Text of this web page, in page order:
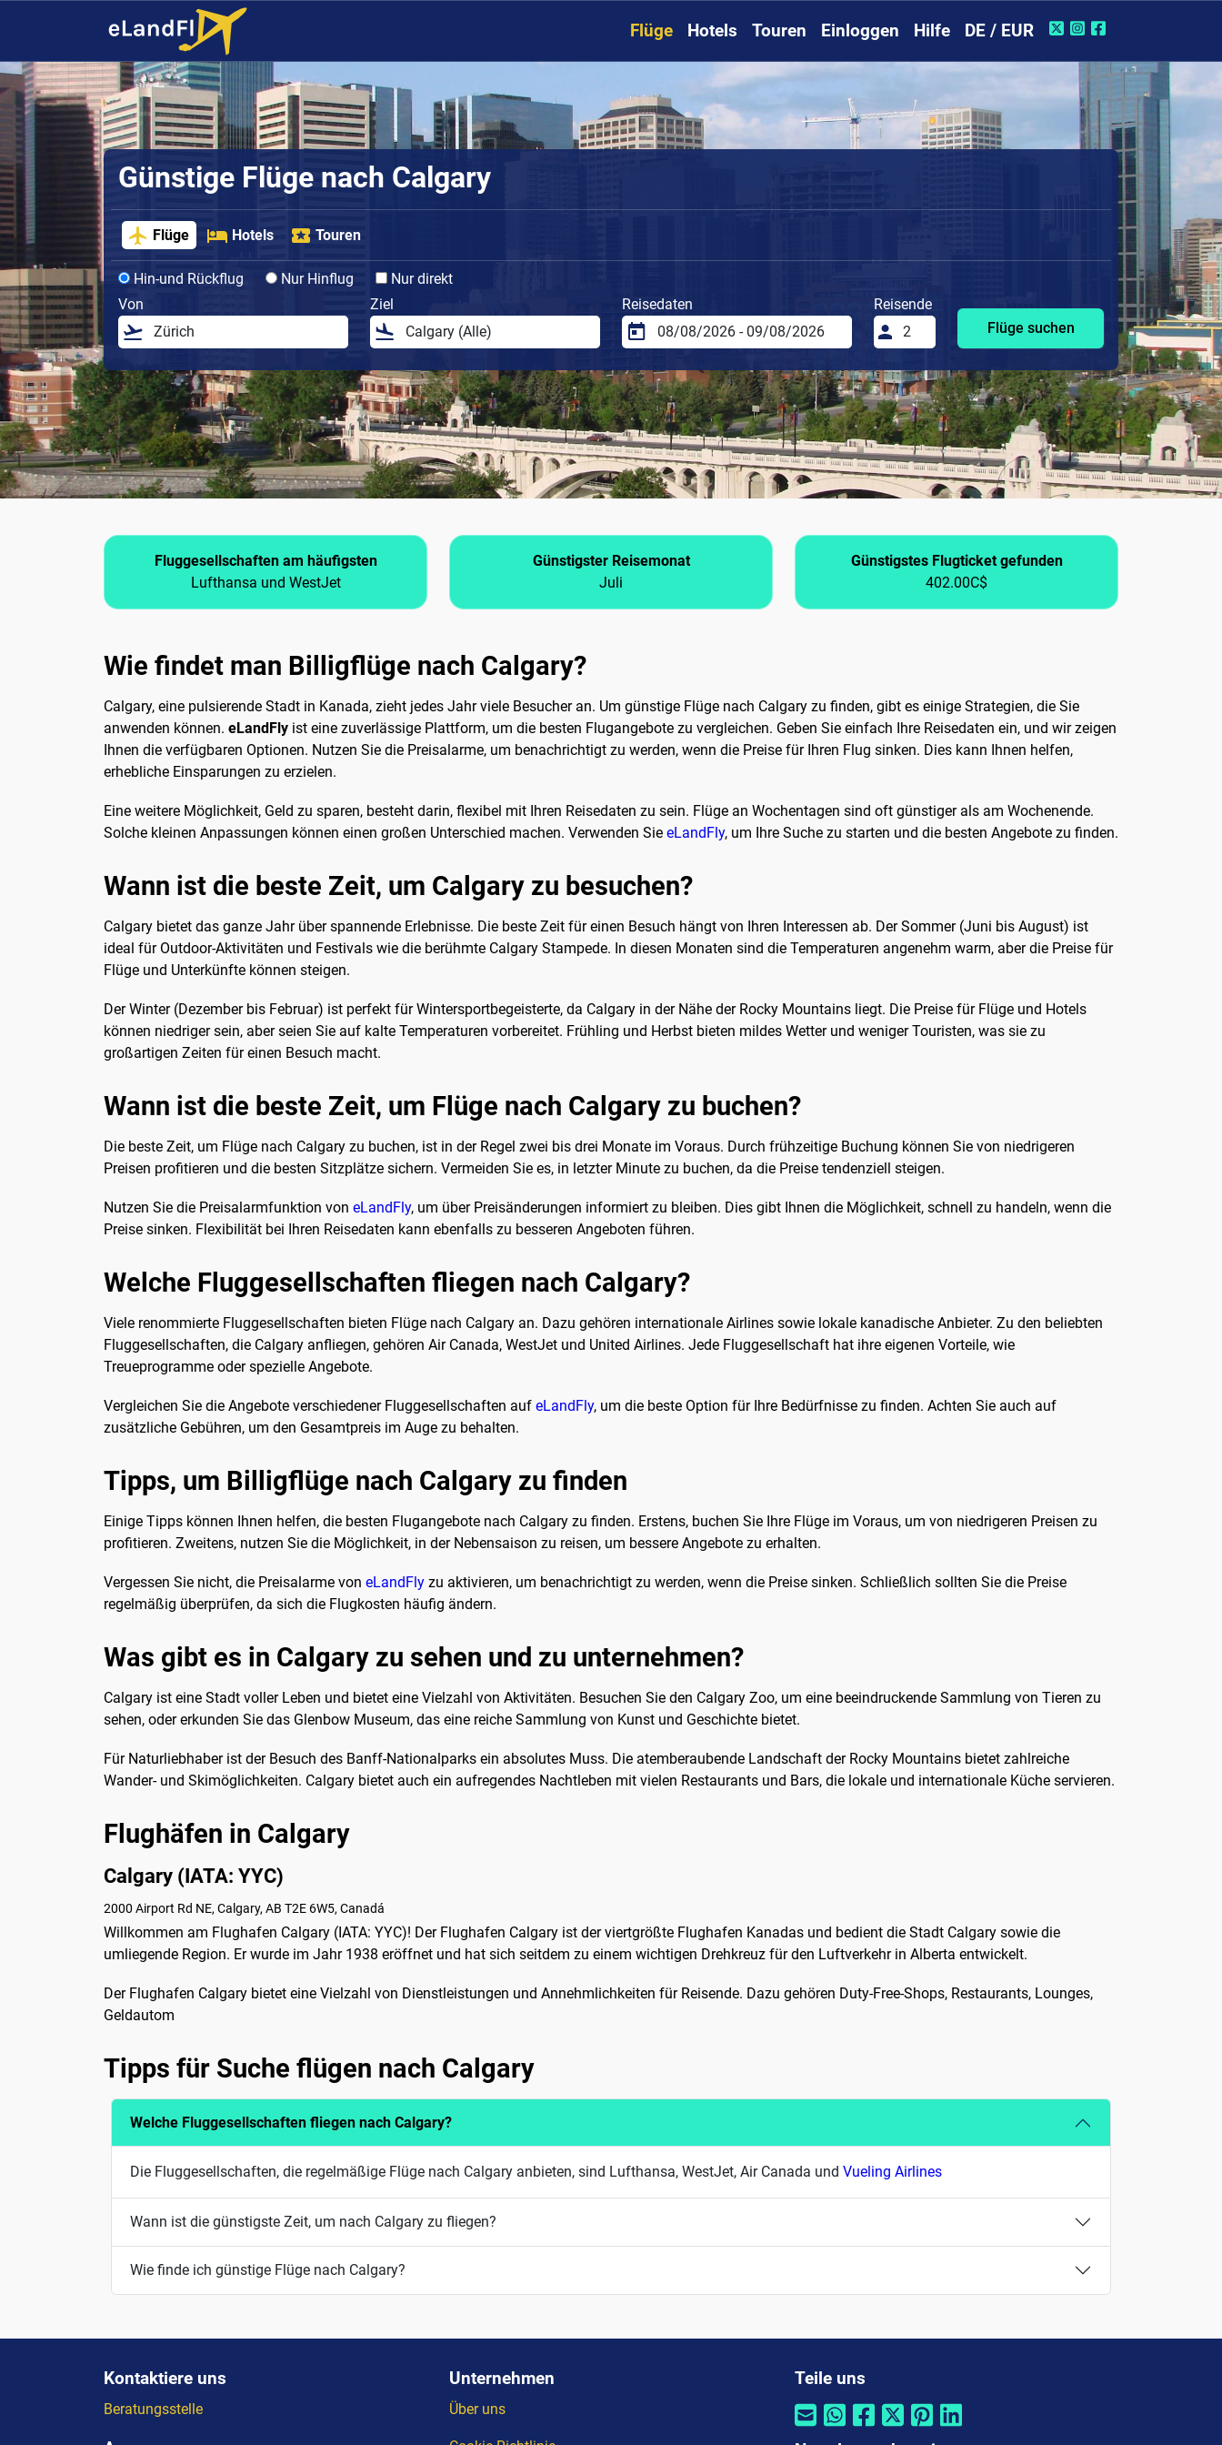
Flüge Hotels Touren Einloggen Hilfe DE / EUR
Günstige Flüge nach Calgary
Flüge Hotels Touren
Hin-und Rückflug Nur Hinflug
Nur direkt
Von
Ziel Reisedaten
Reisende
Flüge suchen
Fluggesellschaften am häufigsten
Lufthansa und WestJet
Günstigster Reisemonat
Juli
Günstigstes Flugticket gefunden
402.00C$
Wie findet man Billigflüge nach Calgary?
Calgary, eine pulsierende Stadt in Kanada, zieht jedes Jahr viele Besucher an. Um günstige Flüge nach Calgary zu finden, gibt es einige Strategien, die Sie
anwenden können. eLandFly ist eine zuverlässige Plattform, um die besten Flugangebote zu vergleichen. Geben Sie einfach Ihre Reisedaten ein, und wir zeigen
Ihnen die verfügbaren Optionen. Nutzen Sie die Preisalarme, um benachrichtigt zu werden, wenn die Preise für Ihren Flug sinken. Dies kann Ihnen helfen,
erhebliche Einsparungen zu erzielen.
Eine weitere Möglichkeit, Geld zu sparen, besteht darin, flexibel mit Ihren Reisedaten zu sein. Flüge an Wochentagen sind oft günstiger als am Wochenende.
Solche kleinen Anpassungen können einen großen Unterschied machen. Verwenden Sie eLandFly, um Ihre Suche zu starten und die besten Angebote zu finden.
Wann ist die beste Zeit, um Calgary zu besuchen?
Calgary bietet das ganze Jahr über spannende Erlebnisse. Die beste Zeit für einen Besuch hängt von Ihren Interessen ab. Der Sommer (Juni bis August) ist
ideal für Outdoor-Aktivitäten und Festivals wie die berühmte Calgary Stampede. In diesen Monaten sind die Temperaturen angenehm warm, aber die Preise für
Flüge und Unterkünfte können steigen.
Der Winter (Dezember bis Februar) ist perfekt für Wintersportbegeisterte, da Calgary in der Nähe der Rocky Mountains liegt. Die Preise für Flüge und Hotels
können niedriger sein, aber seien Sie auf kalte Temperaturen vorbereitet. Frühling und Herbst bieten mildes Wetter und weniger Touristen, was sie zu
großartigen Zeiten für einen Besuch macht.
Wann ist die beste Zeit, um Flüge nach Calgary zu buchen?
Die beste Zeit, um Flüge nach Calgary zu buchen, ist in der Regel zwei bis drei Monate im Voraus. Durch frühzeitige Buchung können Sie von niedrigeren
Preisen profitieren und die besten Sitzplätze sichern. Vermeiden Sie es, in letzter Minute zu buchen, da die Preise tendenziell steigen.
Nutzen Sie die Preisalarmfunktion von eLandFly, um über Preisänderungen informiert zu bleiben. Dies gibt Ihnen die Möglichkeit, schnell zu handeln, wenn die
Preise sinken. Flexibilität bei Ihren Reisedaten kann ebenfalls zu besseren Angeboten führen.
Welche Fluggesellschaften fliegen nach Calgary?
Viele renommierte Fluggesellschaften bieten Flüge nach Calgary an. Dazu gehören internationale Airlines sowie lokale kanadische Anbieter. Zu den beliebten
Fluggesellschaften, die Calgary anfliegen, gehören Air Canada, WestJet und United Airlines. Jede Fluggesellschaft hat ihre eigenen Vorteile, wie
Treueprogramme oder spezielle Angebote.
Vergleichen Sie die Angebote verschiedener Fluggesellschaften auf eLandFly, um die beste Option für Ihre Bedürfnisse zu finden. Achten Sie auch auf
zusätzliche Gebühren, um den Gesamtpreis im Auge zu behalten.
Tipps, um Billigflüge nach Calgary zu finden
Einige Tipps können Ihnen helfen, die besten Flugangebote nach Calgary zu finden. Erstens, buchen Sie Ihre Flüge im Voraus, um von niedrigeren Preisen zu
profitieren. Zweitens, nutzen Sie die Möglichkeit, in der Nebensaison zu reisen, um bessere Angebote zu erhalten.
Vergessen Sie nicht, die Preisalarme von eLandFly zu aktivieren, um benachrichtigt zu werden, wenn die Preise sinken. Schließlich sollten Sie die Preise
regelmäßig überprüfen, da sich die Flugkosten häufig ändern.
Was gibt es in Calgary zu sehen und zu unternehmen?
Calgary ist eine Stadt voller Leben und bietet eine Vielzahl von Aktivitäten. Besuchen Sie den Calgary Zoo, um eine beeindruckende Sammlung von Tieren zu
sehen, oder erkunden Sie das Glenbow Museum, das eine reiche Sammlung von Kunst und Geschichte bietet.
Für Naturliebhaber ist der Besuch des Banff-Nationalparks ein absolutes Muss. Die atemberaubende Landschaft der Rocky Mountains bietet zahlreiche
Wander- und Skimöglichkeiten. Calgary bietet auch ein aufregendes Nachtleben mit vielen Restaurants und Bars, die lokale und internationale Küche servieren.
Flughäfen in Calgary
Calgary (IATA: YYC)
2000 Airport Rd NE, Calgary, AB T2E 6W5, Canadá
Willkommen am Flughafen Calgary (IATA: YYC)! Der Flughafen Calgary ist der viertgrößte Flughafen Kanadas und bedient die Stadt Calgary sowie die
umliegende Region. Er wurde im Jahr 1938 eröffnet und hat sich seitdem zu einem wichtigen Drehkreuz für den Luftverkehr in Alberta entwickelt.
Der Flughafen Calgary bietet eine Vielzahl von Dienstleistungen und Annehmlichkeiten für Reisende. Dazu gehören Duty-Free-Shops, Restaurants, Lounges,
Geldautom
Tipps für Suche flügen nach Calgary
Welche Fluggesellschaften fliegen nach Calgary?
Die Fluggesellschaften, die regelmäßige Flüge nach Calgary anbieten, sind Lufthansa, WestJet, Air Canada und Vueling Airlines
Wann ist die günstigste Zeit, um nach Calgary zu fliegen?
Wie finde ich günstige Flüge nach Calgary?
Kontaktiere uns
Beratungsstelle
Unternehmen
Über uns
Teile uns